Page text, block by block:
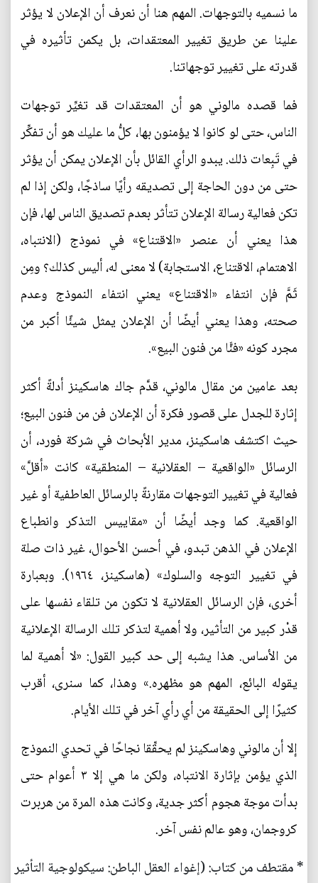
ما نسميه بالتوجهات. المهم هنا أن نعرف أن الإعلان لا يؤثر
علينا عن طريق تغيير المعتقدات، بل يكمن تأثيره في
قدرته على تغيير توجهاتنا.
فما قصده مالوني هو أن المعتقدات قد تغيِّر توجهات
الناس، حتى لو كانوا لا يؤمنون بها، كلُّ ما عليك هو أن تفكِّر
في تَبِعات ذلك. يبدو الرأي القائل بأن الإعلان يمكن أن يؤثر
حتى من دون الحاجة إلى تصديقه رأيًا ساذجًا، ولكن إذا لم
تكن فعالية رسالة الإعلان تتأثر بعدم تصديق الناس لها، فإن
هذا يعني أن عنصر «الاقتناع» في نموذج (الانتباه،
الاهتمام، الاقتناع، الاستجابة) لا معنى له، أليس كذلك؟ ومِن
ثَمَّ فإن انتفاء «الاقتناع» يعني انتفاء النموذج وعدم
صحته، وهذا يعني أيضًا أن الإعلان يمثل شيئًا أكبر من
مجرد كونه «فنًّا من فنون البيع».
بعد عامين من مقال مالوني، قدَّم جاك هاسكينز أدلةً أكثر
إثارة للجدل على قصور فكرة أن الإعلان فن من فنون البيع؛
حيث اكتشف هاسكينز، مدير الأبحاث في شركة فورد، أن
الرسائل «الواقعية – العقلانية – المنطقية» كانت «أقلَّ»
فعالية في تغيير التوجهات مقارنةً بالرسائل العاطفية أو غير
الواقعية. كما وجد أيضًا أن «مقاييس التذكر وانطباع
الإعلان في الذهن تبدو، في أحسن الأحوال، غير ذات صلة
في تغيير التوجه والسلوك» (هاسكينز، ١٩٦٤). وبعبارة
أخرى، فإن الرسائل العقلانية لا تكون من تلقاء نفسها على
قدْر كبير من التأثير، ولا أهمية لتذكر تلك الرسالة الإعلانية
من الأساس. هذا يشبه إلى حد كبير القول: «لا أهمية لما
يقوله البائع، المهم هو مظهره.» وهذا، كما سنرى، أقرب
كثيرًا إلى الحقيقة من أي رأي آخر في تلك الأيام.
إلا أن مالوني وهاسكينز لم يحقِّقا نجاحًا في تحدي النموذج
الذي يؤمن بإثارة الانتباه، ولكن ما هي إلا ٣ أعوام حتى
بدأت موجة هجوم أكثر جدية، وكانت هذه المرة من هربرت
كروجمان، وهو عالم نفس آخر.
* مقتطف من كتاب: (إغواء العقل الباطن: سيكولوجية التأثير